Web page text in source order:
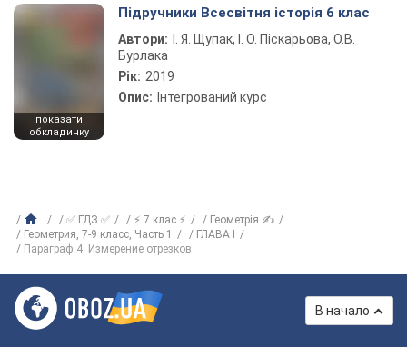
показати
обкладинку
Підручники Всесвітня історія 6 клас
Автори:
І. Я. Щупак, І. О. Піскарьова, О.В.
Бурлака
Рік: 2019
Опис: Інтегрований курс
✅ ГДЗ ✅ ⚡ 7 клас ⚡
Геометрія ✍
Геометрия, 7-9 класс, Часть 1
ГЛАВА I
Параграф 4. Измерение отрезков
В начало